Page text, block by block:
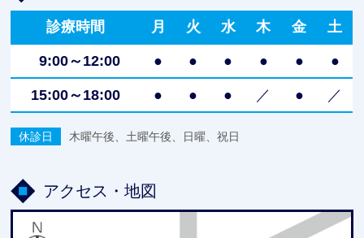
診療時間 月 火 水 木 金 土
9:00～12:00 ● ● ● ● ● ●
15:00～18:00 ● ● ● ／ ● ／
休診日 木曜午後、土曜午後、日曜、祝日
アクセス・地図